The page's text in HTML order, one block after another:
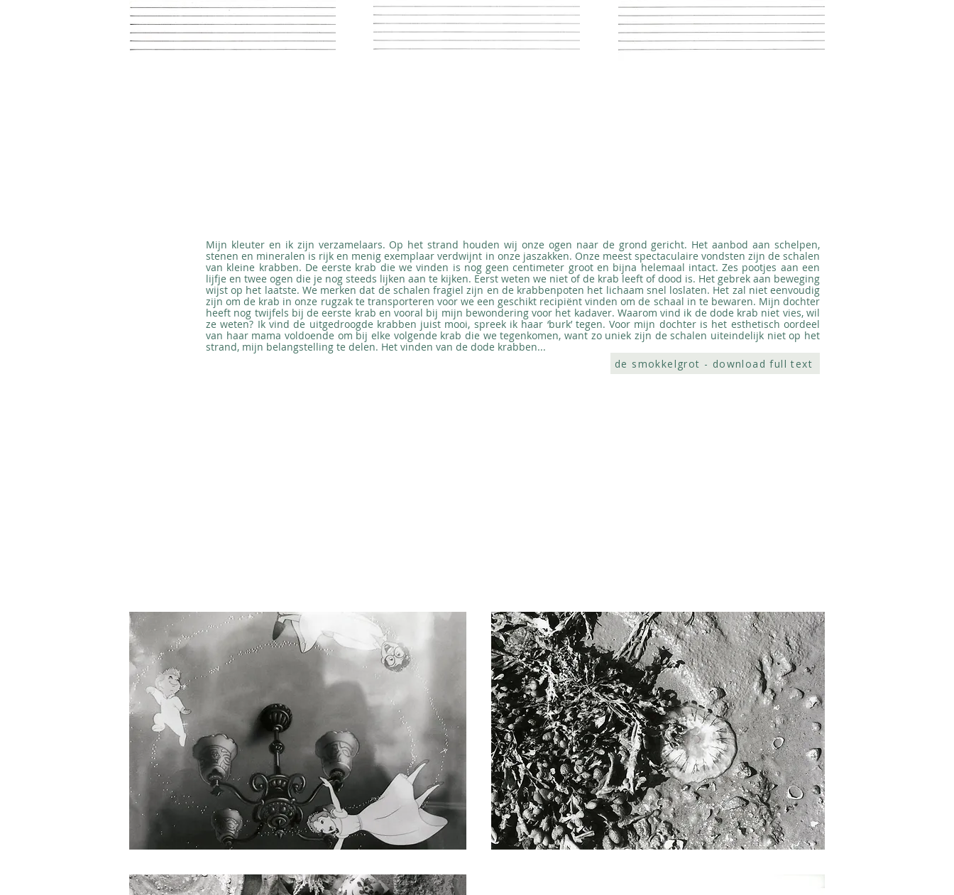
Mijn kleuter en ik zijn verzamelaars. Op het strand houden wij onze ogen naar de grond gericht. Het aanbod aan schelpen,
stenen en mineralen is rijk en menig exemplaar verdwijnt in onze jaszakken. Onze meest spectaculaire vondsten zijn de schalen
van kleine krabben. De eerste krab die we vinden is nog geen centimeter groot en bijna helemaal intact. Zes pootjes aan een
lijfje en twee ogen die je nog steeds lijken aan te kijken. Eerst weten we niet of de krab leeft of dood is. Het gebrek aan beweging
wijst op het laatste. We merken dat de schalen fragiel zijn en de krabbenpoten het lichaam snel loslaten. Het zal niet eenvoudig
zijn om de krab in onze rugzak te transporteren voor we een geschikt recipiënt vinden om de schaal in te bewaren. Mijn dochter
heeft nog twijfels bij de eerste krab en vooral bij mijn bewondering voor het kadaver. Waarom vind ik de dode krab niet vies, wil
ze weten? Ik vind de uitgedroogde krabben juist mooi, spreek ik haar ‘burk’ tegen. Voor mijn dochter is het esthetisch oordeel
van haar mama voldoende om bij elke volgende krab die we tegenkomen, want zo uniek zijn de schalen uiteindelijk niet op het
strand, mijn belangstelling te delen. Het vinden van de dode krabben...
de smokkelgrot - download full text